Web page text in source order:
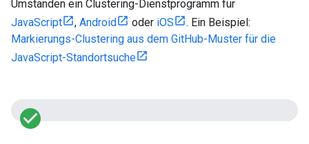
Umständen ein Clustering-Dienstprogramm für
JavaScript
, Android oder iOS
. Ein Beispiel:
Markierungs-Clustering aus dem GitHub-Muster für die
JavaScript-Standortsuche
check_circle_filled